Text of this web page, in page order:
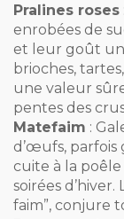
Pralines roses
enrobées de
et leur goût
brioches,
une valeur
pentes des
Matefaim :
d’œufs, parfois
cuite à la
soirées
faim”, conjure